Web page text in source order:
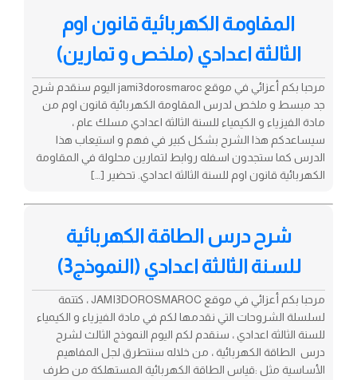
المقاومة الكهربائية قانون اوم
الثالثة اعدادي (ملخص و تمارين)
مرحبا بكم أعزائي في موقع jami3dorosmaroc اليوم سنقدم شرح
جد مبسط و ملخص لدرس المقاومة الكهربائية قانون اوم من
مادة الفيزياء و الكيمياء للسنة الثالثة اعدادي مسلك عام ،
سيساعدكم هذا الشرح بشكل كبير في فهم و استيعاب هذا
الدرس كما ستجدون اسفله روابط لتمارين محلولة في المقاومة
الكهربائية قانون اوم للسنة الثالثة اعدادي. تحضير […]
شرح درس الطاقة الكهربائية
للسنة الثالثة اعدادي (النموذج3)
مرحبا بكم أعزائي في موقع JAMI3DOROSMAROC ، كتتمة
لسلسلة الشروحات التي نقدمها لكم في مادة الفيزياء و الكيمياء
للسنة الثالثة اعدادي ، سنقدم لكم اليوم النموذج الثالث لشرح
درس الطاقة الكهربائية ، من خلاله سنتطرق لجل المفاهيم
الأساسية مثل :قياس الطاقة الكهربائية المستهلكة من طرف